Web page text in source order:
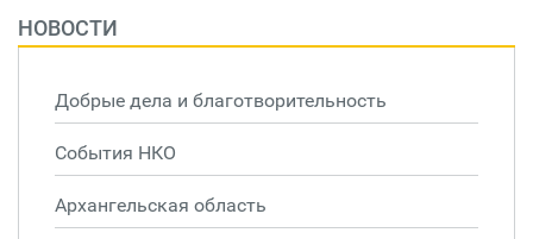
НОВОСТИ
Добрые дела и благотворительность
События НКО
Архангельская область